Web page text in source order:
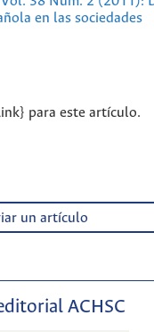
en las sociedades
para este artículo.
un artículo
ACHSC